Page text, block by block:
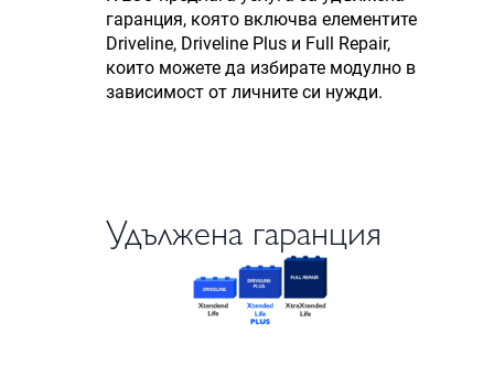
гаранция, която включва елементите
Driveline, Driveline Plus и Full Repair,
които можете да избирате модулно в
зависимост от личните си нужди.
Удължена гаранция